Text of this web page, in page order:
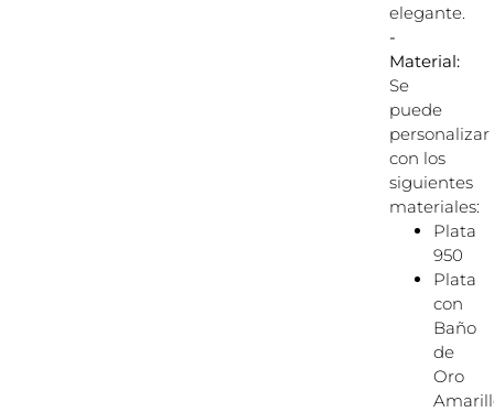
elegante.
-
Material:
Se
puede
personalizar
con los
siguientes
materiales:
Plata
950
Plata
con
Baño
de
Oro